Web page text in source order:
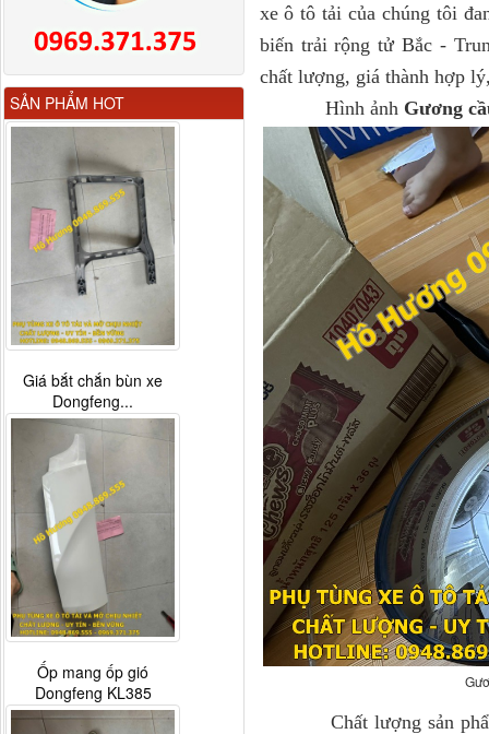
xe ô tô tải của chúng tôi
biến trải rộng tử Bắc -
chất lượng, giá thành hợp
Hình ảnh Gương
Chất lượng sản
SẢN PHẨM HOT
Gương chiếu hậu FAW
JH6 có sấy...
Giá bắt chắn bùn xe
Dongfeng...
Ốp mang ốp gió
Dongfeng KL385